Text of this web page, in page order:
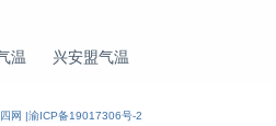
温 兴安盟气温
网 |渝ICP备19017306号-2